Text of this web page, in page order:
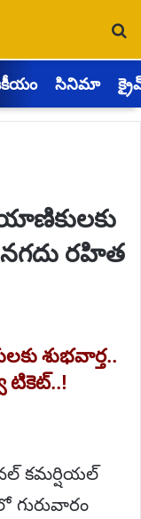
సినిమా
రహిత
శుభవార్త..
కమర్షియల్
గురువారం